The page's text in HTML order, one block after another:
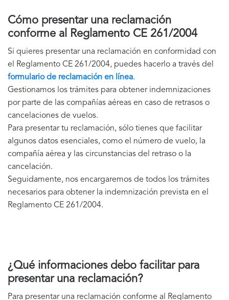
Cómo presentar una reclamación
conforme al Reglamento CE 261/2004
Si quieres presentar una reclamación en conformidad con
el Reglamento CE 261/2004, puedes hacerlo a través del
formulario de reclamación en línea.
Gestionamos los trámites para obtener indemnizaciones
por parte de las compañías aéreas en caso de retrasos o
cancelaciones de vuelos.
Para presentar tu reclamación, sólo tienes que facilitar
algunos datos esenciales, como el número de vuelo, la
compañía aérea y las circunstancias del retraso o la
cancelación.
Seguidamente, nos encargaremos de todos los trámites
necesarios para obtener la indemnización prevista en el
Reglamento CE 261/2004.
¿Qué informaciones debo facilitar para
presentar una reclamación?
Para presentar una reclamación conforme al Reglamento